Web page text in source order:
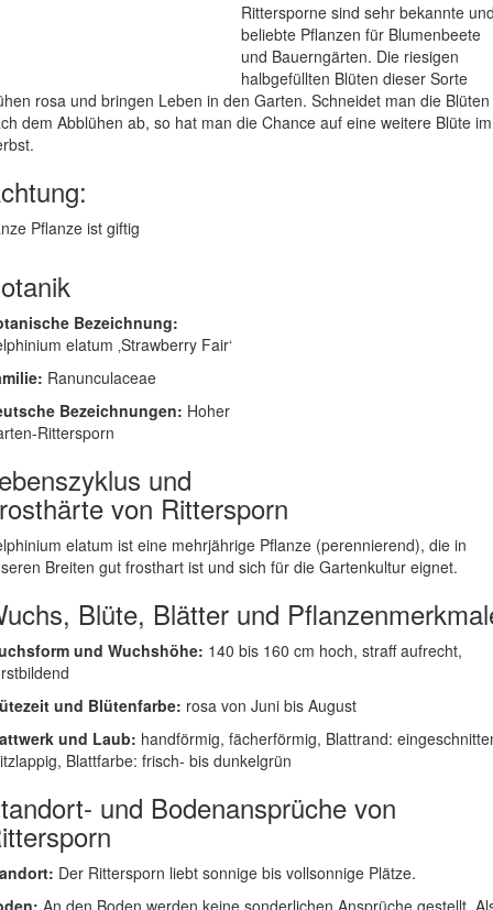
Rittersporne sind sehr bekannte
beliebte Pflanzen für Blumenbeete
und Bauerngärten. Die riesigen
halbgefüllten Blüten dieser Sorte
rosa und bringen Leben in den Garten. Schneidet man die Blüten
dem Abblühen ab, so hat man die Chance auf eine weitere Blüte im
Pflanze ist giftig
Bezeichnung:
elatum ‚Strawberry Fair‘
Ranunculaceae
Bezeichnungen: Hoher
Rittersporn
und
von Rittersporn
elatum ist eine mehrjährige Pflanze (perennierend), die in
Breiten gut frosthart ist und sich für die Gartenkultur eignet.
Blüte, Blätter und
und Wuchshöhe: 140 bis 160 cm hoch, straff aufrecht,
und Blütenfarbe: rosa von Juni bis August
und Laub: handförmig, fächerförmig, Blattrand:
Blattfarbe: frisch- bis dunkelgrün
und Bodenansprüche von
Der Rittersporn liebt sonnige bis vollsonnige Plätze.